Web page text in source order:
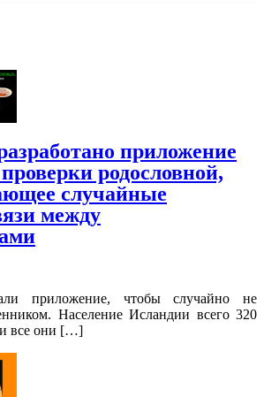
приложение
родословной,
случайные
между
приложение, чтобы случайно не
Население Исландии всего 320
все они […]